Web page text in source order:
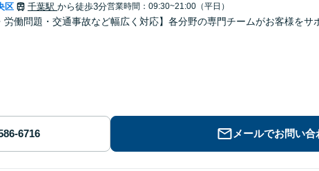
区 千葉駅 から徒歩3分営業時間：09:30~21:00（平日）
労働問題・交通事故など幅広く対応】各分野の専門チームがお客様をサ
メールでお問い合